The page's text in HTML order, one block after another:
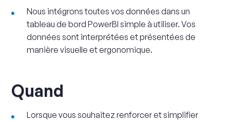
Nous intégrons toutes vos données dans un
tableau de bord PowerBI simple à utiliser. Vos
données sont interprétées et présentées de
manière visuelle et ergonomique.
Quand
Lorsque vous souhaitez renforcer et simplifier